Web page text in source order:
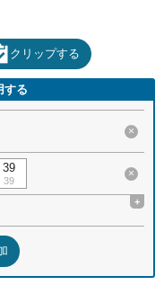
クリップする
する
×
39
39
×
+